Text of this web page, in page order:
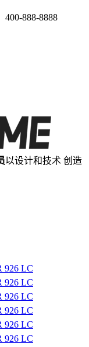
888-8888
以设计和技术 创造
926 LC
926 LC
926 LC
926 LC
926 LC
926 LC